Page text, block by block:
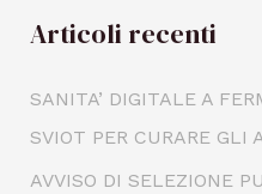
Articoli recenti
SANITA’ DIGITALE A
SVIOT PER CURARE GLI
AVVISO DI SELEZIONE